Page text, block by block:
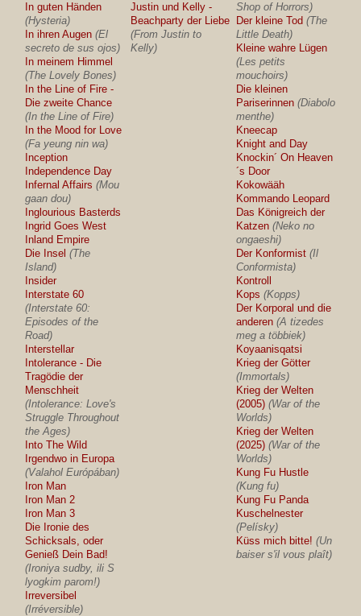
In guten Händen
(Hysteria)
In ihren Augen (El
secreto de sus ojos)
In meinem Himmel
(The Lovely Bones)
In the Line of Fire -
Die zweite Chance
(In the Line of Fire)
In the Mood for Love
(Fa yeung nin wa)
Inception
Independence Day
Infernal Affairs (Mou
gaan dou)
Inglourious Basterds
Ingrid Goes West
Inland Empire
Die Insel (The
Island)
Insider
Interstate 60
(Interstate 60:
Episodes of the
Road)
Interstellar
Intolerance - Die
Tragödie der
Menschheit
(Intolerance: Love's
Struggle Throughout
the Ages)
Into The Wild
Irgendwo in Europa
(Valahol Európában)
Iron Man
Iron Man 2
Iron Man 3
Die Ironie des
Schicksals, oder
Genieß Dein Bad!
(Ironiya sudby, ili S
lyogkim parom!)
Irreversibel
(Irréversible)
Justin und Kelly -
Beachparty der Liebe
(From Justin to
Kelly)
Shop of Horrors)
Der kleine Tod (The
Little Death)
Kleine wahre Lügen
(Les petits
mouchoirs)
Die kleinen
Pariserinnen (Diabolo
menthe)
Kneecap
Knight and Day
Knockin´ On Heaven
´s Door
Kokowääh
Kommando Leopard
Das Königreich der
Katzen (Neko no
ongaeshi)
Der Konformist (Il
Conformista)
Kontroll
Kops (Kopps)
Der Korporal und die
anderen (A tizedes
meg a többiek)
Koyaanisqatsi
Krieg der Götter
(Immortals)
Krieg der Welten
(2005) (War of the
Worlds)
Krieg der Welten
(2025) (War of the
Worlds)
Kung Fu Hustle
(Kung fu)
Kung Fu Panda
Kuschelnester
(Pelísky)
Küss mich bitte! (Un
baiser s'il vous plaît)